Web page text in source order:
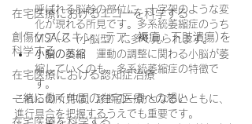
在宅医療におけるエコーを科学する
創傷ケア(スキン テア、褥瘡、下肢潰瘍)を
科学する
在宅医療における認知症治療
一緒に働く仲間の在宅医療への想い
在宅医療を科学する
呼ばれる脳幹の部位に、十字架のような変
化が現れる所見です。多系統萎縮症のうち
MSA-C（小脳型）に多く見られます。
小脳の萎縮 運動の調整に関わる小脳が萎
縮していくのも、多系統萎縮症の特徴で
す。
これらの所見は、診断の一助となるとともに、
進行具合を把握するうえでも重要です。